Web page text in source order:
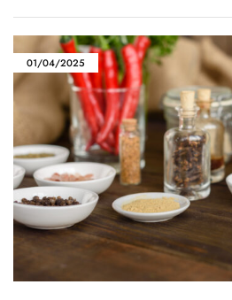
01/04/2025